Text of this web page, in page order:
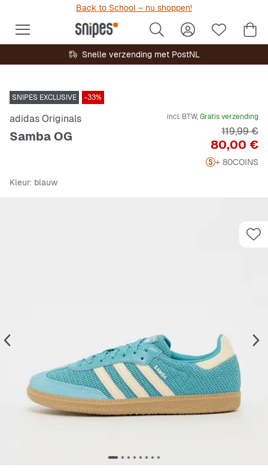
Back to School – nu shoppen!
Snelle verzending met PostNL
SNIPES EXCLUSIVE -33%
adidas Originals
Samba OG
incl. BTW,Gratis verzending
Prijs
80,00 €
Originele
119,99 €
+ 80COINS
Kleur: blauw